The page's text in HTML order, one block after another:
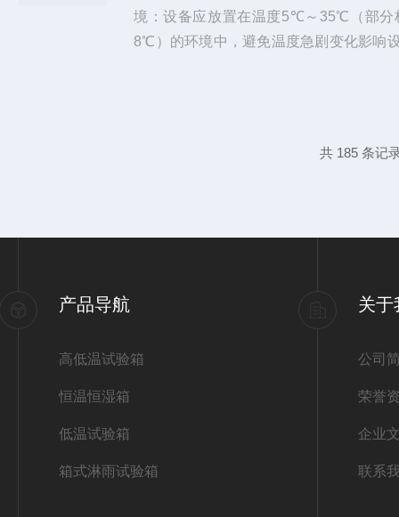
境：设备应放置在温度5℃～35℃（部分
8℃）的环境中，避免温度急剧变化影响
共 185 条记
产品导航
高低温试验箱
恒温恒湿箱
低温试验箱
箱式淋雨试验箱
关于
公司
荣誉
企业
联系